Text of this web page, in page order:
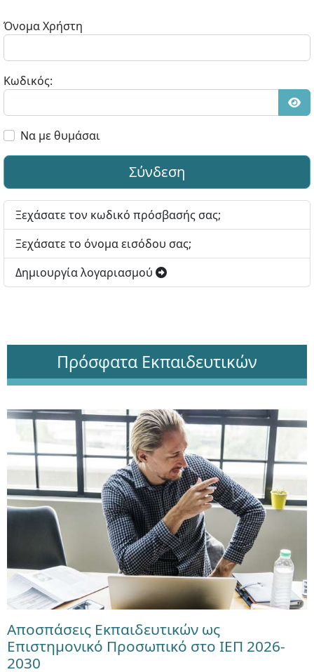
Όνομα Χρήστη
Κωδικός:
Να με θυμάσαι
Σύνδεση
Ξεχάσατε τον κωδικό πρόσβασής σας;
Ξεχάσατε το όνομα εισόδου σας;
Δημιουργία λογαριασμού
Πρόσφατα Εκπαιδευτικών
Αποσπάσεις Εκπαιδευτικών ως
Επιστημονικό Προσωπικό στο ΙΕΠ 2026-
2030